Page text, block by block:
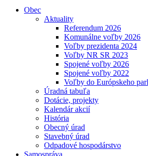
Obec
Aktuality
Referendum 2026
Komunálne voľby 2026
Voľby prezidenta 2024
Voľby NR SR 2023
Spojené voľby 2026
Spojené voľby 2022
Voľby do Európskeho
Úradná tabuľa
Dotácie, projekty
Kalendár akcií
História
Obecný úrad
Stavebný úrad
Odpadové hospodárstvo
Samospráva